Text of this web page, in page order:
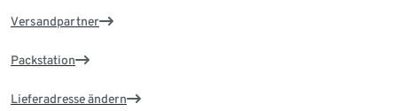
Versandpartner
Packstation
Lieferadresse ändern